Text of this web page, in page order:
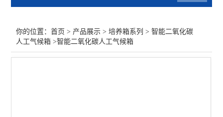
智能人工气候箱
你的位置：首页 > 产品展示 >培养箱系列 >智能二氧化碳
人工气候箱 >智能二氧化碳人工气候箱